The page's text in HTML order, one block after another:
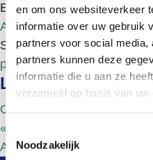
en om ons websiteverkeer
informatie over uw gebruik
partners voor social
partners kunnen deze
informatie die u aan ze
verzameld op basis van
Toestemmingsselectie
Noodzakelijk
Evenement Categorie:
Algemeen
Site: https://
Locatie
Online
«
Actualiteiten